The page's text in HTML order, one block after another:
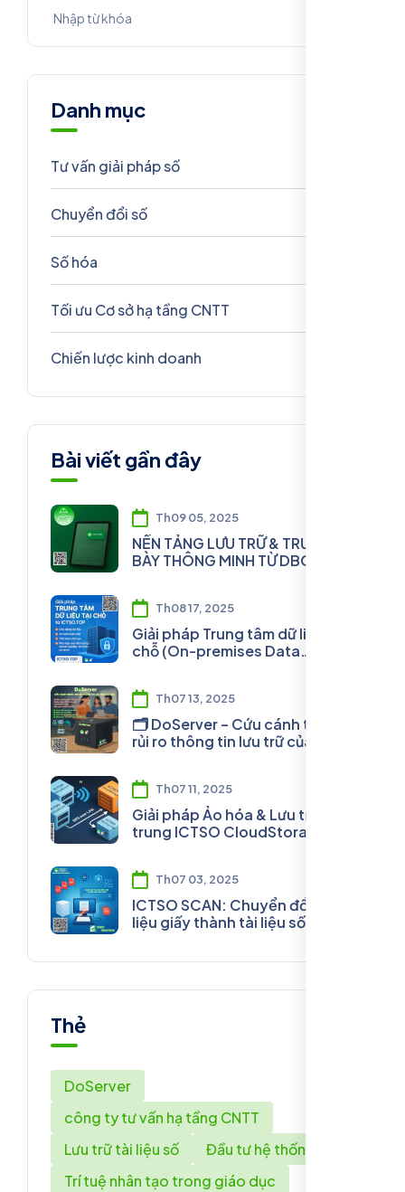
Danh mục
Tư vấn giải pháp số
Chuyển đổi số
Số hóa
Tối ưu Cơ sở hạ tầng CNTT
Chiến lược kinh doanh
Bài viết gần đây
Th09 05, 2025
NỀN TẢNG LƯU TRỮ & TRƯNG
BÀY THÔNG MINH TỪ DBOOK
Th08 17, 2025
Giải pháp Trung tâm dữ liệu tại
chỗ (On-premises Data
Th07 13, 2025
🗂️ DoServer – Cứu cánh trước
rủi ro thông tin lưu trữ của bạn!
Th07 11, 2025
Giải pháp Ảo hóa & Lưu trữ tập
trung ICTSO CloudStorage+
Th07 03, 2025
ICTSO SCAN: Chuyển đổi tài
liệu giấy thành tài liệu số
Thẻ
DoServer
công ty tư vấn hạ tầng CNTT
Lưu trữ tài liệu số
Đầu tư hệ thống AI
Trí tuệ nhân tạo trong giáo dục